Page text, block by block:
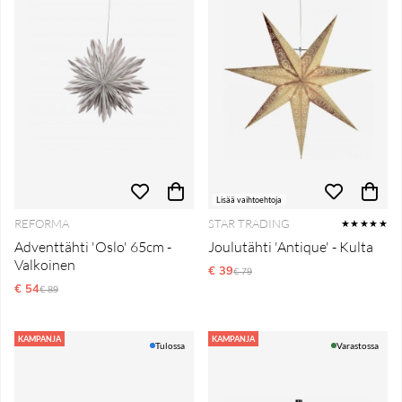
REFORMA
Adventtähti 'Oslo' 65cm -
Valkoinen
€ 54Normaali hinta
€ 89
Lisää vaihtoehtoja
STAR TRADING ★★★★★
Joulutähti 'Antique' - Kulta
€ 39Normaali hinta
€ 79
KAMPANJA
Tulossa
KAMPANJA
Varastossa